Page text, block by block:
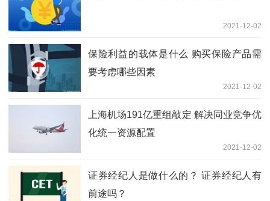
2021-12-02
保险利益的载体是什么 购买保险产品需
要考虑哪些因素
2021-12-02
上海机场191亿重组敲定 解决同业竞争优
化统一资源配置
2021-12-02
证券经纪人是做什么的？ 证券经纪人有
前途吗？